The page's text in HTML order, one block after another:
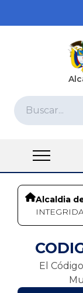
Alcaldia
El